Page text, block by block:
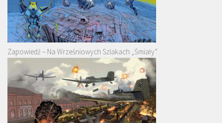
Zapowiedź – Na Wrześniowych Szlakach „Śmiały”